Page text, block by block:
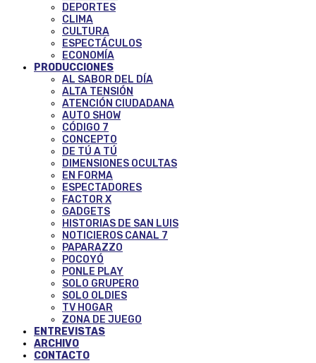
DEPORTES
CLIMA
CULTURA
ESPECTÁCULOS
ECONOMÍA
PRODUCCIONES
AL SABOR DEL DÍA
ALTA TENSIÓN
ATENCIÓN CIUDADANA
AUTO SHOW
CÓDIGO 7
CONCEPTO
DE TÚ A TÚ
DIMENSIONES OCULTAS
EN FORMA
ESPECTADORES
FACTOR X
GADGETS
HISTORIAS DE SAN LUIS
NOTICIEROS CANAL 7
PAPARAZZO
POCOYÓ
PONLE PLAY
SOLO GRUPERO
SOLO OLDIES
TV HOGAR
ZONA DE JUEGO
ENTREVISTAS
ARCHIVO
CONTACTO